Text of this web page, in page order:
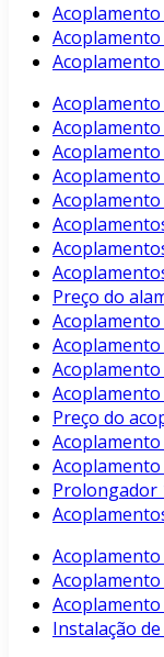
Acoplamento
Acoplamento
Preço do
Acoplamento
Preço do
Prolongador
Instalação